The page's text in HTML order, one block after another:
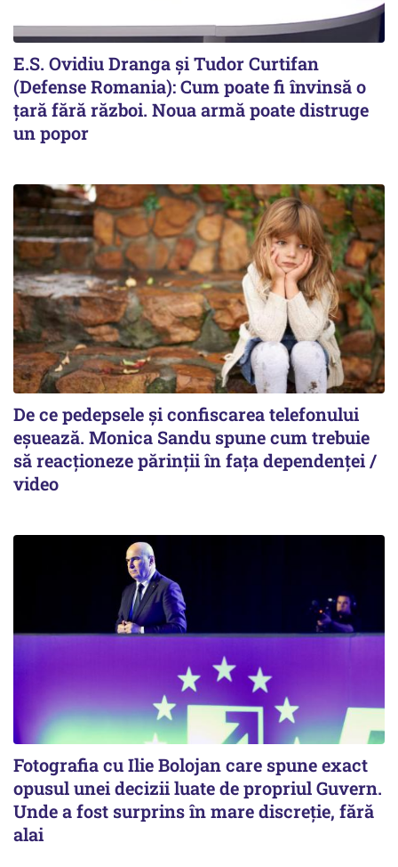
E.S. Ovidiu Dranga și Tudor Curtifan
(Defense Romania): Cum poate fi învinsă o
țară fără război. Noua armă poate distruge
un popor
De ce pedepsele și confiscarea telefonului
eșuează. Monica Sandu spune cum trebuie
să reacționeze părinții în fața dependenței /
video
Fotografia cu Ilie Bolojan care spune exact
opusul unei decizii luate de propriul Guvern.
Unde a fost surprins în mare discreție, fără
alai